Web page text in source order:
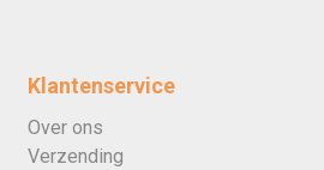
Klantenservice
Over ons
Verzending